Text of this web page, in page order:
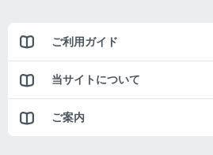
ご利用ガイド
当サイトについて
ご案内